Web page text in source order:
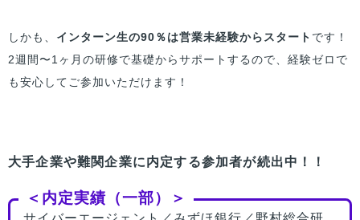
しかも、 インターン生の90％は営業未経験からスタート です！
2週間〜1ヶ月の研修で基礎からサポートするので、経験ゼロで
も安心してご参加いただけます！
大手企業や難関企業に内定する参加者が続出中！！
＜内定実績（一部）＞